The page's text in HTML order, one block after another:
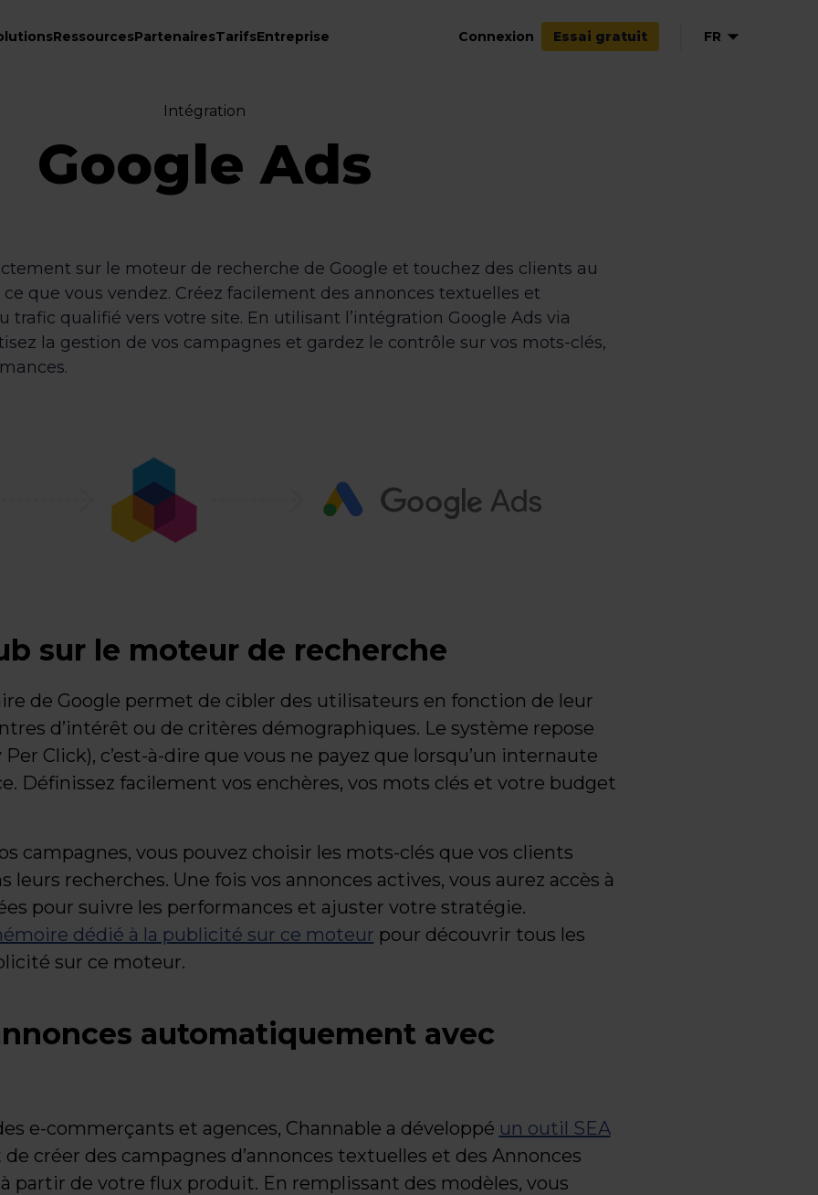
RessourcesPartenairesTarifsEntreprise Connexion Essai gratuit FR
Intégration
Google Ads
sur le moteur de recherche de Google et touchez des clients au
que vous vendez. Créez facilement des annonces textuelles et
trafic qualifié vers votre site. En utilisant l’intégration Google Ads via
la gestion de vos campagnes et gardez le contrôle sur vos mots-clés,
sur le moteur de recherche
de Google permet de cibler des utilisateurs en fonction de leur
d’intérêt ou de critères démographiques. Le système repose
Click), c’est-à-dire que vous ne payez que lorsqu’un internaute
Définissez facilement vos enchères, vos mots clés et votre budget
campagnes, vous pouvez choisir les mots-clés que vos clients
recherches. Une fois vos annonces actives, vous aurez accès à
pour suivre les performances et ajuster votre stratégie.
dédié à la publicité sur ce moteur pour découvrir tous les
sur ce moteur.
automatiquement avec
e-commerçants et agences, Channable a développé un outil SEA
créer des campagnes d’annonces textuelles et des Annonces
partir de votre flux produit. En remplissant des modèles, vous